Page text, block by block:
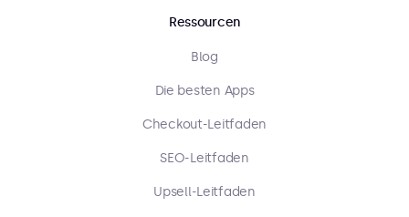
Ressourcen
Blog
Die besten Apps
Checkout-Leitfaden
SEO-Leitfaden
Upsell-Leitfaden